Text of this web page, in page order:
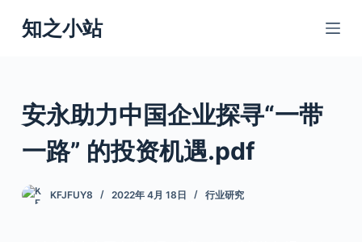
跳
过
知之小站
安永助力中国企业探寻“一带
一路” 的投资机遇.pdf
KFJFUY8 2022年 4月 18日 行业研究